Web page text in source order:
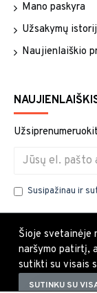
Mano paskyra
Užsakymų
Naujienlaiškio
Susipažinau ir
Šioje svetainėje
naršymo patirtį,
sutikti su visais
SUTINKU SU